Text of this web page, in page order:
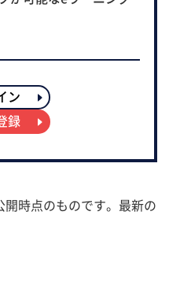
ン
録
時点のものです。最新の